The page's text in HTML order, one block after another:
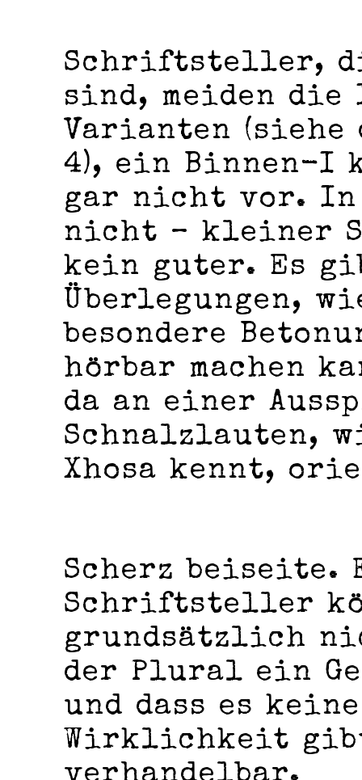
Schriftsteller,
sind, meiden
Varianten (siehe
4), ein Binnen-I
gar nicht vor. In
nicht – kleiner
kein guter. Es
Überlegungen,
besondere
hörbar machen
da an einer
Schnalzlauten,
Xhosa kennt,
Scherz beiseite.
Schriftsteller
grundsätzlich
der Plural ein
und dass es
Wirklichkeit